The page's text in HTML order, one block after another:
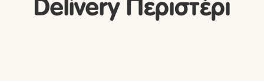
Delivery Περιστέρι